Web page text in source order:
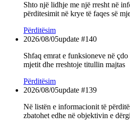
Shto një lidhje me një rresht në
përditesimit në krye të faqes së
Përditësim
2026/08/05update #140
Shfaq emrat e funksioneve në
mjetit dhe rreshtoje titullin majtas
Përditësim
2026/08/05update #139
Në listën e informacionit të
zbatohet edhe në objektivin e